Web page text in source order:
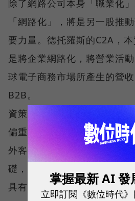
除了網路公司本身「職業化
「網路化」，將是另一股推
要力量。德托羅斯的C2A，
是將企業網路化，將營業活
球電子商務市場所產生的營
B2B。
資策會執行長果芸也持同樣
偏重製造和出口的特性，加
外客戶的供應鍊管理，是從
礎，結合台灣業者特有的彈
具有競爭優勢的一塊。
掌握最新 AI 發
立即訂閱《數位時代